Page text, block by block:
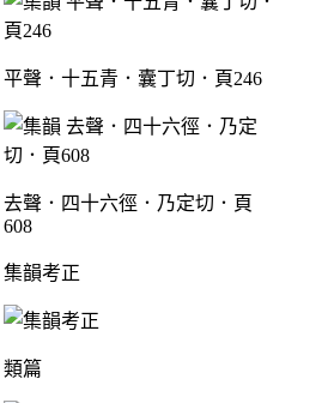
平聲．十五青．囊丁切．頁246
去聲．四十六徑．乃定切．頁
608
集韻考正
類篇